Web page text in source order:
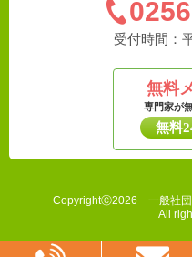
受付時間：
無料
専門家が
無料
CopyrightⒸ2026 一般社団
All